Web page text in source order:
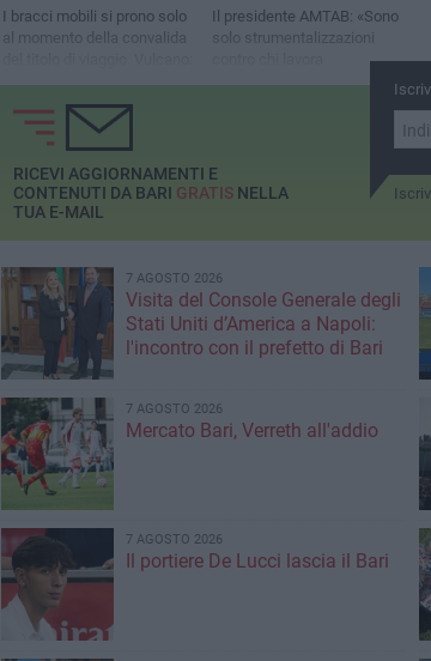
I bracci mobili si prono solo
al momento della convalida
«I controllori aiuteranno i
cittadini ad abituarsi»
Il presidente AMTAB: «Sono
solo strumentalizzazioni
quotidianamente»
RICEVI AGGIORNAMENTI E
CONTENUTI DA BARI GRATISNELLA
TUA E-MAIL
7 AGOSTO 2026
Visita del Console Generale degli
Stati Uniti d’America a Napoli:
l'incontro con il prefetto di Bari
7 AGOSTO 2026
Mercato Bari, Verreth all'addio
7 AGOSTO 2026
Il portiere De Lucci lascia il Bari